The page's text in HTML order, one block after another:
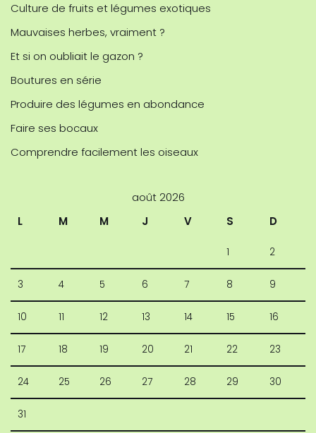
Culture de fruits et légumes exotiques
Mauvaises herbes, vraiment ?
Et si on oubliait le gazon ?
Boutures en série
Produire des légumes en abondance
Faire ses bocaux
Comprendre facilement les oiseaux
août 2026
L
M M J V S D
1 2
3 4 5 6 7 8 9
10 11 12 13 14 15 16
17 18 19 20 21 22 23
24 25 26 27 28 29 30
31